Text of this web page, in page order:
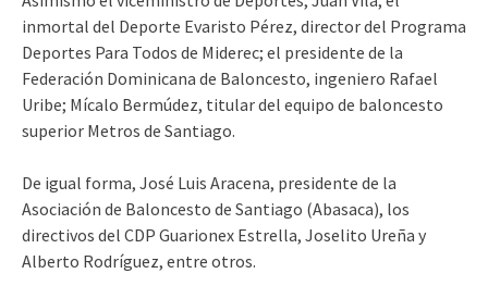
inmortal del Deporte Evaristo Pérez, director del Programa
Deportes Para Todos de Miderec; el presidente de la
Federación Dominicana de Baloncesto, ingeniero Rafael
Uribe; Mícalo Bermúdez, titular del equipo de baloncesto
superior Metros de Santiago.
De igual forma, José Luis Aracena, presidente de la
Asociación de Baloncesto de Santiago (Abasaca), los
directivos del CDP Guarionex Estrella, Joselito Ureña y
Alberto Rodríguez, entre otros.